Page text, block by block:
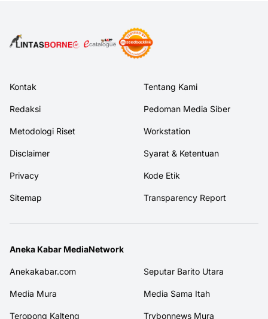
Kontak Tentang Kami
Redaksi Pedoman Media Siber
Metodologi Riset Workstation
Disclaimer Syarat & Ketentuan
Privacy Kode Etik
Sitemap Transparency Report
Aneka Kabar MediaNetwork
Anekakabar.com Seputar Barito Utara
Media Mura Media Sama Itah
Teropong Kalteng Trybonnews Mura